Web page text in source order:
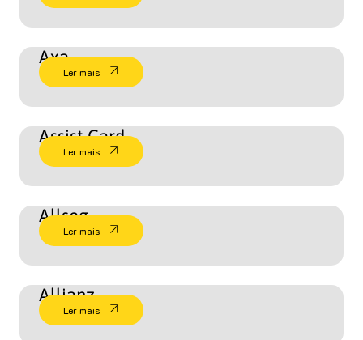
Axa
Ler mais
Assist Card
Ler mais
Allseg
Ler mais
Allianz
Ler mais